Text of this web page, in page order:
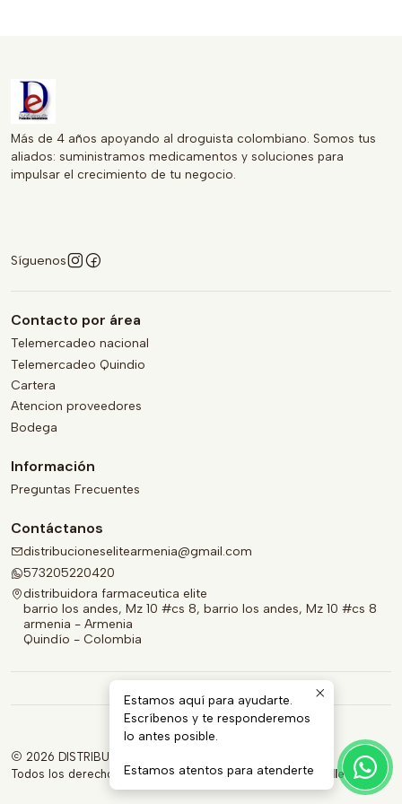
Más de 4 años apoyando al droguista colombiano. Somos tus
aliados: suministramos medicamentos y soluciones para
impulsar el crecimiento de tu negocio.
Síguenos
Contacto por área
Telemercadeo nacional
Telemercadeo Quindio
Cartera
Atencion proveedores
Bodega
Información
Preguntas Frecuentes
Contáctanos
distribucioneselitearmenia@gmail.com
573205220420
distribuidora farmaceutica elite
barrio los andes, Mz 10 #cs 8, barrio los andes, Mz 10 #cs 8
armenia - Armenia
Quindío - Colombia
2026 DISTRIBUIDORA FARMACÉUTICA ELITE.
Todos los derechos reservados.Desarrollado por Jumpseller
Estamos aquí para ayudarte.
Escríbenos y te responderemos
lo antes posible.
Estamos atentos para atenderte